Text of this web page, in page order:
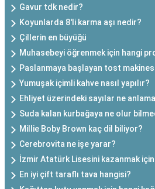
Gavur tdk nedir?
Koyunlarda 8'li karma aşı nedir?
Çillerin en büyüğü
Muhasebeyi öğrenmek için hangi
Paslanmaya başlayan tost
Yumuşak içimli kahve nasıl yapılır?
Ehliyet üzerindeki sayılar ne
Suda kalan kurbağaya ne olur
Millie Boby Brown kaç dil biliyor?
Cerebrovita ne işe yarar?
İzmir Atatürk Lisesini kazanmak
En iyi çift taraflı tava hangisi?